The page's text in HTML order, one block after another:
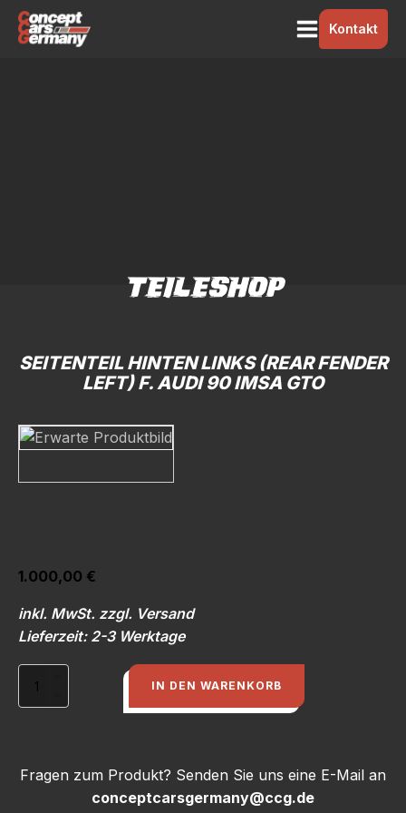
Kontakt
TEILESHOP
SEITENTEIL HINTEN LINKS (REAR FENDER
LEFT) F. AUDI 90 IMSA GTO
1.000,00 €
inkl. MwSt. zzgl. Versand
Lieferzeit: 2-3 Werktage
Seitenteil
left)
f.
IN DEN WARENKORB
Fragen zum Produkt? Senden Sie uns eine E-Mail an
conceptcarsgermany@ccg.de